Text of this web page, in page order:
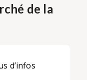
de la
d’infos